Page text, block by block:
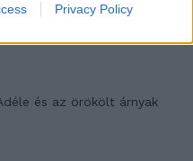
Privacy Policy
kifejezések laza
és az örökölt árnyak